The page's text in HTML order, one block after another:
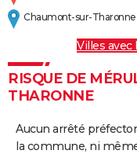
Chaumont-sur-Tharonne
Villes avec
RISQUE DE
THARONNE
Aucun arrêté
la commune, ni